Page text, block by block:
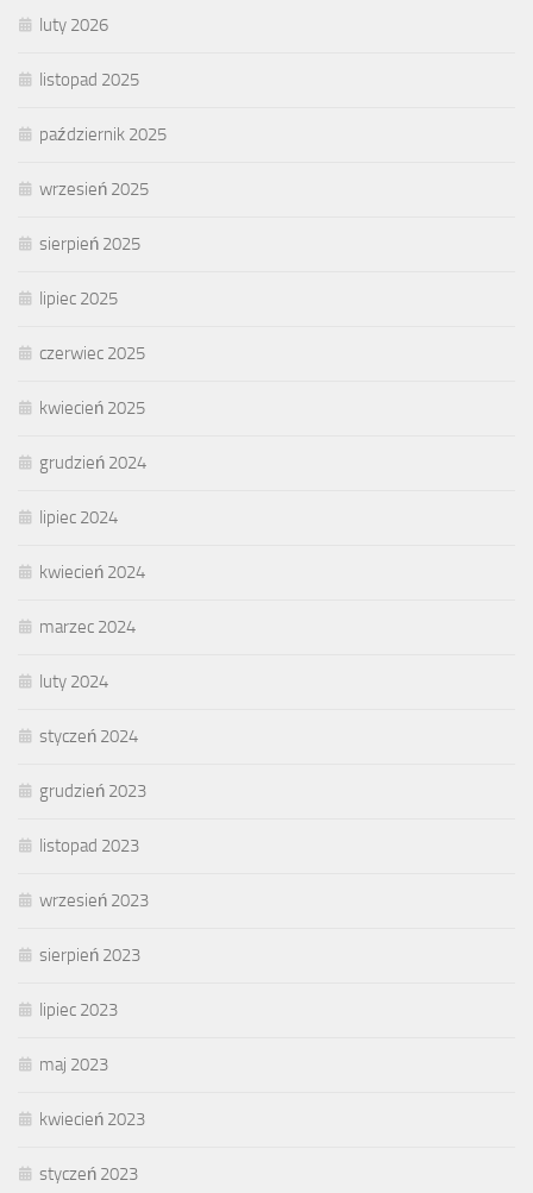
luty 2026
listopad 2025
październik 2025
wrzesień 2025
sierpień 2025
lipiec 2025
czerwiec 2025
kwiecień 2025
grudzień 2024
lipiec 2024
kwiecień 2024
marzec 2024
luty 2024
styczeń 2024
grudzień 2023
listopad 2023
wrzesień 2023
sierpień 2023
lipiec 2023
maj 2023
kwiecień 2023
styczeń 2023